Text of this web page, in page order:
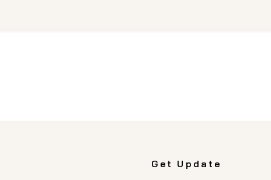
Get Update